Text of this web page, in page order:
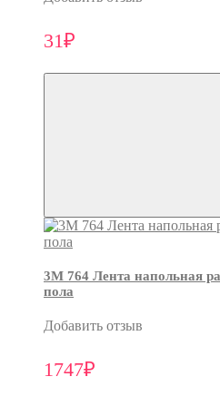
31₽
3M 764 Лента напольная
пола
Добавить отзыв
1747₽